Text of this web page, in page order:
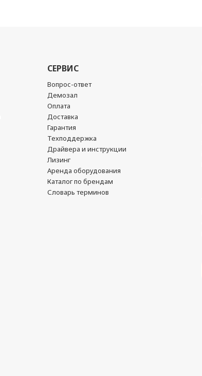
СЕРВИС
Вопрос-ответ
Демозал
Оплата
Доставка
Гарантия
Техподдержка
Драйвера и инструкции
Лизинг
Аренда оборудования
Каталог по брендам
Словарь терминов